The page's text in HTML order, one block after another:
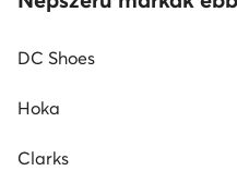
DC Shoes
Hoka
Clarks